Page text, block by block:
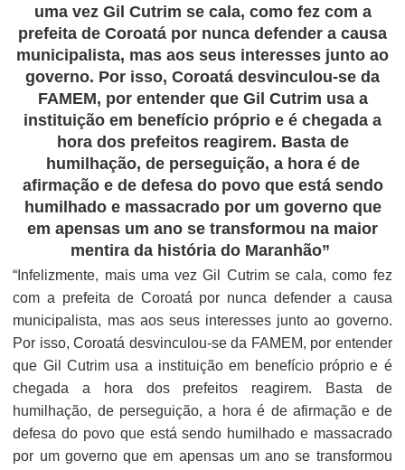
uma vez Gil Cutrim se cala, como fez com a
prefeita de Coroatá por nunca defender a causa
municipalista, mas aos seus interesses junto ao
governo. Por isso, Coroatá desvinculou-se da
FAMEM, por entender que Gil Cutrim usa a
instituição em benefício próprio e é chegada a
hora dos prefeitos reagirem. Basta de
humilhação, de perseguição, a hora é de
afirmação e de defesa do povo que está sendo
humilhado e massacrado por um governo que
em apensas um ano se transformou na maior
mentira da história do Maranhão”
“Infelizmente, mais uma vez Gil Cutrim se cala, como fez
com a prefeita de Coroatá por nunca defender a causa
municipalista, mas aos seus interesses junto ao governo.
Por isso, Coroatá desvinculou-se da FAMEM, por entender
que Gil Cutrim usa a instituição em benefício próprio e é
chegada a hora dos prefeitos reagirem. Basta de
humilhação, de perseguição, a hora é de afirmação e de
defesa do povo que está sendo humilhado e massacrado
por um governo que em apensas um ano se transformou